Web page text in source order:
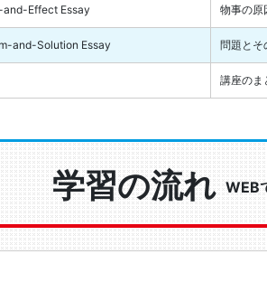
Effect Essay 物事の原
and-Solution Essay 問題とそ
講座のま
学習の流れ WEB